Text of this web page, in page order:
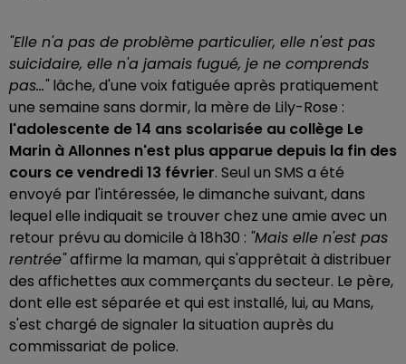
"Elle n'a pas de problème particulier, elle n'est pas
suicidaire, elle n'a jamais fugué, je ne comprends
pas..."lâche, d'une voix fatiguée après pratiquement
une semaine sans dormir, la mère de Lily-Rose :
l'adolescente de 14 ans scolarisée au collège Le
Marin à Allonnes n'est plus apparue depuis la fin des
cours ce vendredi 13 février. Seul un SMS a été
envoyé par l'intéressée, le dimanche suivant, dans
lequel elle indiquait se trouver chez une amie avec un
retour prévu au domicile à 18h30 : "Mais elle n'est pas
rentrée"affirme la maman, qui s'apprêtait à distribuer
des affichettes aux commerçants du secteur. Le père,
dont elle est séparée et qui est installé, lui, au Mans,
s'est chargé de signaler la situation auprès du
commissariat de police.